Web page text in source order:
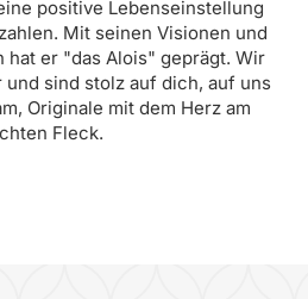
positive Lebenseinstellung
Mit seinen Visionen und
hat er "das Alois" geprägt. Wir
sind stolz auf dich, auf uns
Originale mit dem Herz am
Fleck.